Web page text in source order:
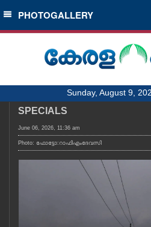
SECTIONS
HOME
NOTIFIED NEWS
KERALA
PHOTOGALLERY
Sunday, August 9,
SPECIALS
June 06, 2026, 11:36 am
Photo: ഫോട്ടോ:റാഫിഎംദേവസി